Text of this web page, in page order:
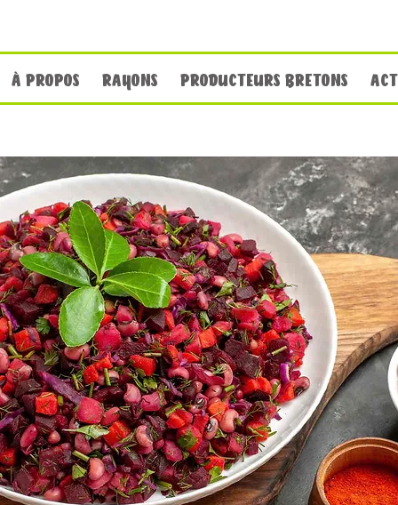
À PROPOS RAYONS PRODUCTEURS BRETONS